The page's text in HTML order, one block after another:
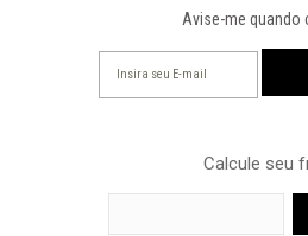
Avise-me quando
Calcule seu